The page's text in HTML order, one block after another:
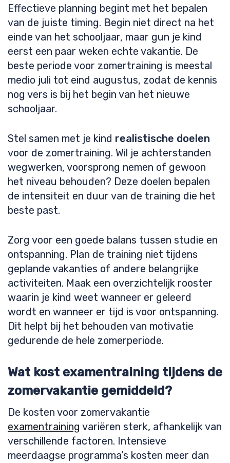
Effectieve planning begint met het bepalen
van de juiste timing. Begin niet direct na het
einde van het schooljaar, maar gun je kind
eerst een paar weken echte vakantie. De
beste periode voor zomertraining is meestal
medio juli tot eind augustus, zodat de kennis
nog vers is bij het begin van het nieuwe
schooljaar.
Stel samen met je kind realistische doelen
voor de zomertraining. Wil je achterstanden
wegwerken, voorsprong nemen of gewoon
het niveau behouden? Deze doelen bepalen
de intensiteit en duur van de training die het
beste past.
Zorg voor een goede balans tussen studie en
ontspanning. Plan de training niet tijdens
geplande vakanties of andere belangrijke
activiteiten. Maak een overzichtelijk rooster
waarin je kind weet wanneer er geleerd
wordt en wanneer er tijd is voor ontspanning.
Dit helpt bij het behouden van motivatie
gedurende de hele zomerperiode.
Wat kost examentraining tijdens de
zomervakantie gemiddeld?
De kosten voor zomervakantie
examentraining variëren sterk, afhankelijk van
verschillende factoren. Intensieve
meerdaagse programma’s kosten meer dan